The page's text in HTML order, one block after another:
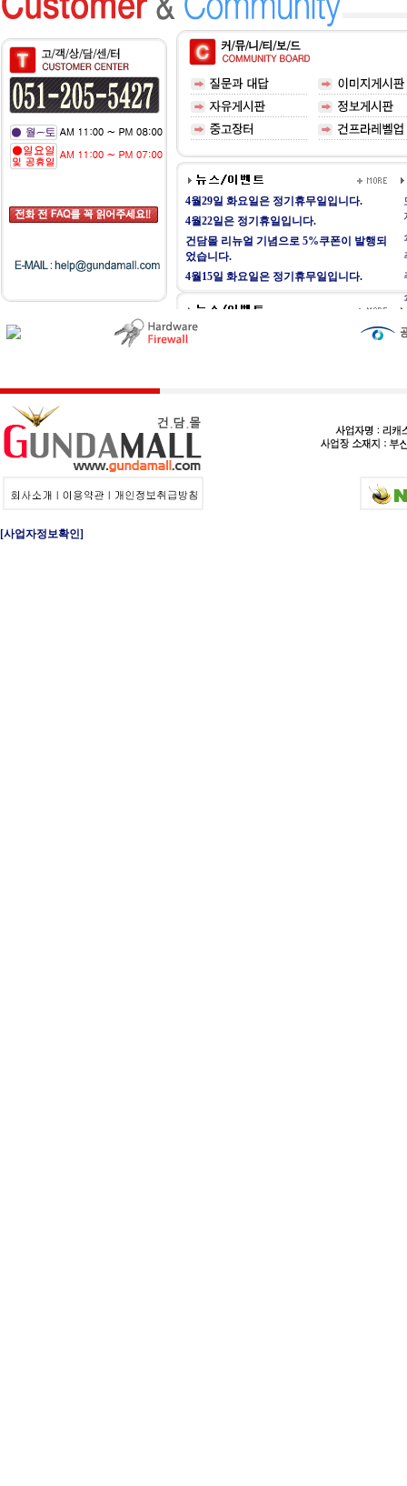
4월29일 화요일은 정기휴무일입니다.
4월22일은 정기휴일입니다.
건담몰 리뉴얼 기념으로 5%쿠폰이 발행되
었습니다.
4월15일 화요일은 정기휴무일입니다.
[사업자정보확인]